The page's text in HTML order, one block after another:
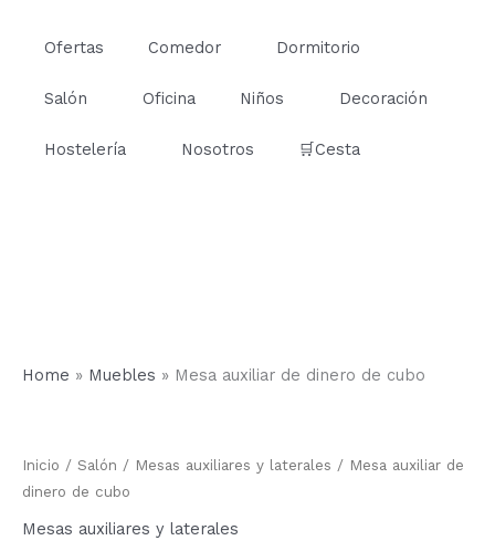
Ofertas Comedor Dormitorio
Salón Oficina Niños Decoración
Hostelería Nosotros 🛒Cesta
Home » Muebles » Mesa auxiliar de dinero de cubo
Inicio / Salón / Mesas auxiliares y laterales / Mesa auxiliar de
dinero de cubo
Mesas auxiliares y laterales
dinero
de
cantidad